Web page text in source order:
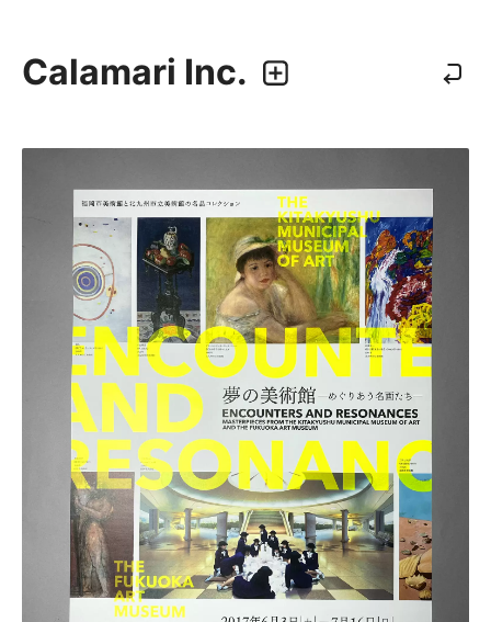
Calamari Inc.
業務内容
・グラフィックデザイン
・エディトリアルデザイン
・ウェブデザイン／構築
・アプリケーション、UI/UXデザイン
・プロダクトデザイン
デザイナー
・尾中 俊介
・田中 慶二